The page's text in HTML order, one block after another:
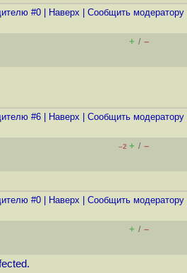
#0 Наверх Cообщить модератору
+ / –
#6 Наверх Cообщить модератору
–2 + / –
#0 Наверх Cообщить модератору
+ / –